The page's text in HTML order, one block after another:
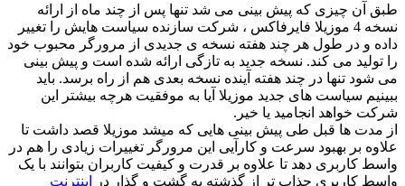
طبق آن چیزی که پیش بینی می شد تنها پس از چند ماه از ارائه
نسخه 4 موزیلا فایرفاکس ، شرکت سازنده سیاست هایش را تغییر
داده و در طول هر چند هفته نسخه ی جدیدی از مرورگر محبوب خود
را تولید می کند. نسخه جدید به تازگی ارائه شده است و پیش بینی
می شود تنها در چند هفته آینده نسخه بعدی هم از راه برسد. باید
ببینیم سیاست های جدید موزیلا آیا به موفقیت هرچه بیشتر این
شرکت خواهد انجامید یا خیر.
از مدت ها قبل طی پیش بینی هایی که میشد موزیلا قصد داشت تا
علاوه بر بهبود سرعت و کارآیی این مرورگر تغییرات زیادی را هم در
واسط کاربری دهد تا علاوه بر قدرت و کیفیت کاربران بتوانند با یک
واسط کاربری جذاب تر از گذشته به گشت و گذار در
اینترنت